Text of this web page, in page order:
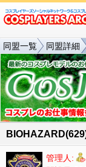
同盟一覧 同盟詳細
管理人: